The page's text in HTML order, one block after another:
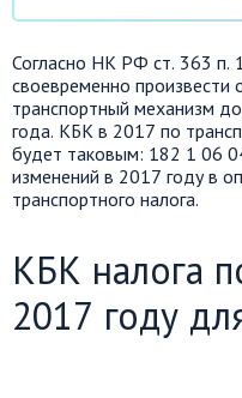
Согласно НК РФ ст. 363 п.
своевременно произвести
транспортный механизм
года. КБК в 2017 по
будет таковым: 182 1 06
изменений в 2017 году в
транспортного налога.
КБК налога
2017 году